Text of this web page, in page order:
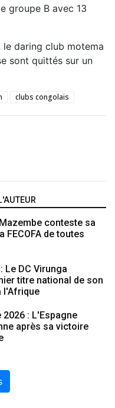
groupe B avec 13
daring club motema
sont quittés sur un
clubs congolais
conteste sa
FECOFA de toutes
Le DC Virunga
titre national de son
l'Afrique
2026 : L'Espagne
après sa victoire